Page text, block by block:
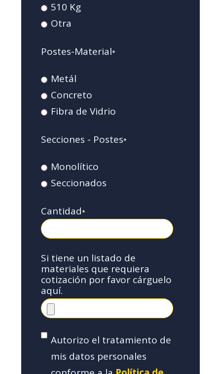
510 Kg
Otra
Postes-Material*
Metál
Concreto
Fibra de Vidrio
Secciones - Postes*
Monolítico
Seccionados
Cantidad*
Si tiene un listado de
materiales que requiera
cotización por favor cárguelo
aquí.
Autorizo el tratamiento de
mis datos personales